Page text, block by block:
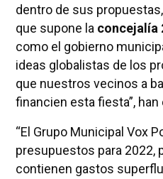
dentro de sus
que supone la concejalía
como el gobierno
ideas globalistas de los
que nuestros vecinos a
financien esta fiesta”, han
“El Grupo Municipal Vox
presupuestos para 2022,
contienen gastos